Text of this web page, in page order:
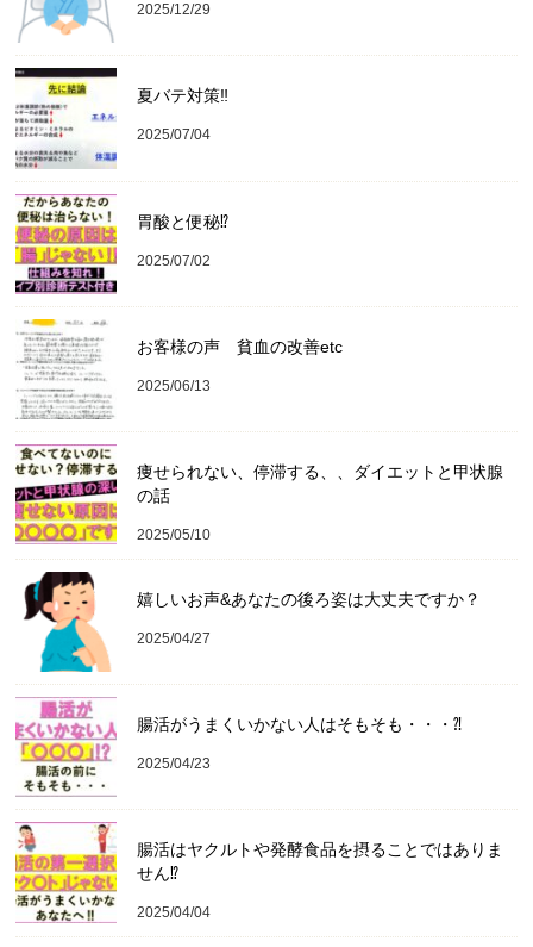
2025/12/29
夏バテ対策‼️
2025/07/04
胃酸と便秘⁉︎
2025/07/02
お客様の声 貧血の改善etc
2025/06/13
痩せられない、停滞する、、ダイエットと甲状腺
の話
2025/05/10
嬉しいお声&あなたの後ろ姿は大丈夫ですか？
2025/04/27
腸活がうまくいかない人はそもそも・・・⁈
2025/04/23
腸活はヤクルトや発酵食品を摂ることではありま
せん⁉️
2025/04/04